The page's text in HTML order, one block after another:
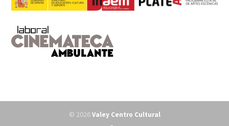
© 2026Valey Centro Cultural